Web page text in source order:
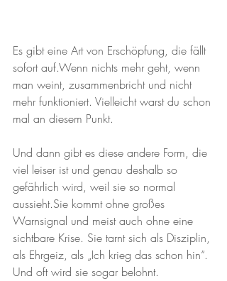
Es gibt eine Art von Erschöpfung, die fällt
sofort auf.Wenn nichts mehr geht, wenn
man weint, zusammenbricht und nicht
mehr funktioniert. Vielleicht warst du schon
mal an diesem Punkt.
Und dann gibt es diese andere Form, die
viel leiser ist und genau deshalb so
gefährlich wird, weil sie so normal
aussieht.Sie kommt ohne großes
Warnsignal und meist auch ohne eine
sichtbare Krise. Sie tarnt sich als Disziplin,
als Ehrgeiz, als „Ich krieg das schon hin“.
Und oft wird sie sogar belohnt.